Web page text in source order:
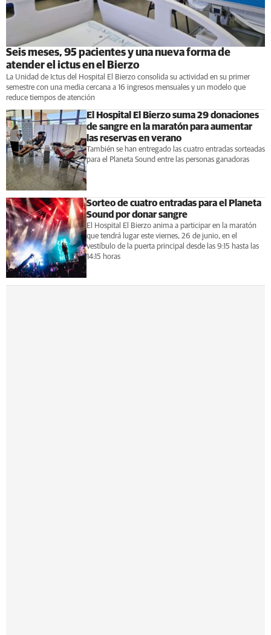
Seis meses, 95 pacientes y una nueva forma de
atender el ictus en el Bierzo
La Unidad de Ictus del Hospital El Bierzo consolida su actividad en su primer
semestre con una media cercana a 16 ingresos mensuales y un modelo que
reduce tiempos de atención
El Hospital El Bierzo suma 29 donaciones
de sangre en la maratón para aumentar
las reservas en verano
También se han entregado las cuatro entradas sorteadas
para el Planeta Sound entre las personas ganadoras
Sorteo de cuatro entradas para el Planeta
Sound por donar sangre
El Hospital El Bierzo anima a participar en la maratón
que tendrá lugar este viernes, 26 de junio, en el
vestíbulo de la puerta principal desde las 9:15 hasta las
14:15 horas